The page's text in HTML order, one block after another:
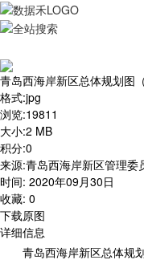
青岛西海岸新区总体规划图
格式:jpg
浏览:19811
大小:2 MB
积分:0
来源:青岛西海岸新区管理委
时间: 2020年09月30日
收藏: 0
下载原图
详细信息
青岛西海岸新区总体规划